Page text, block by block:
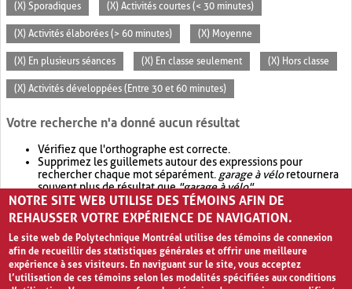
(X) Sporadiques (X) Activités courtes (< 30 minutes)
(X) Activités élaborées (> 60 minutes) (X) Moyenne
(X) En plusieurs séances (X) En classe seulement (X) Hors classe
(X) Activités développées (Entre 30 et 60 minutes)
Votre recherche n'a donné aucun résultat
Vérifiez que l'orthographe est correcte.
Supprimez les guillemets autour des expressions pour
rechercher chaque mot séparément. garage à véloretournera
souvent plus de résultat que"garage à vélo".
Envisagez d'élargir votre recherche avec OR.garage OR vélo
retournera souvent plus de résultat quegarage à vélo
NOTRE SITE WEB UTILISE DES TÉMOINS AFIN DE
REHAUSSER VOTRE EXPÉRIENCE DE NAVIGATION.
Le site web de Polytechnique Montréal utilise des témoins de connexion
afin de recueillir des statistiques générales et offrir une meilleure
expérience à ses visiteurs. En naviguant sur le site, vous acceptez
l’utilisation de ces témoins selon les modalités spécifiées aux conditions